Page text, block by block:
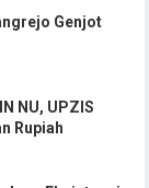
Genjot
NU, UPZIS
Rupiah